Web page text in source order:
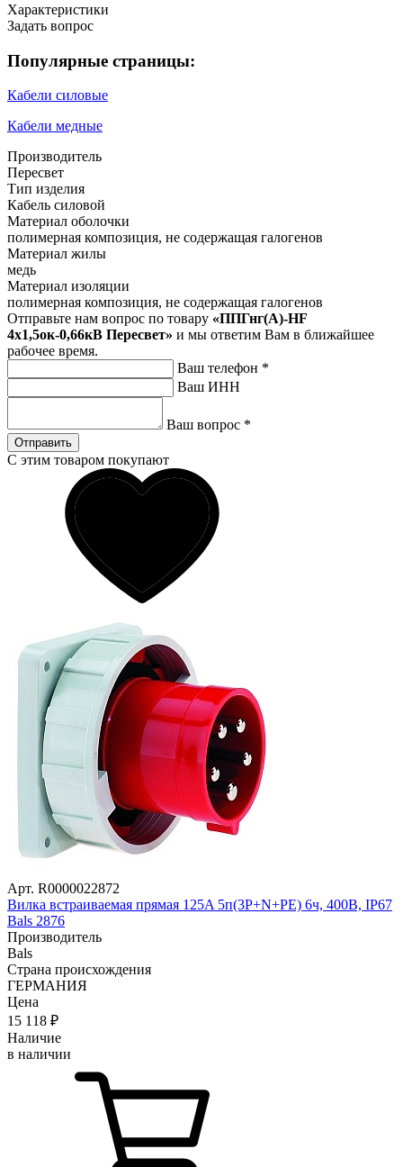
Характеристики
Задать вопрос
Популярные страницы:
Кабели силовые
Кабели медные
Производитель
Пересвет
Тип изделия
Кабель силовой
Материал оболочки
полимерная композиция, не содержащая галогенов
Материал жилы
медь
Материал изоляции
полимерная композиция, не содержащая галогенов
Отправьте нам вопрос по товару «ППГнг(А)-HF
4х1,5ок-0,66кВ Пересвет» и мы ответим Вам в ближайшее
рабочее время.
Ваш телефон *
Ваш ИНН
Ваш вопрос *
Отправить
С этим товаром покупают
Арт. R0000022872
Вилка встраиваемая прямая 125A 5п(3P+N+PЕ) 6ч, 400В, IP67
Bals 2876
Производитель
Bals
Страна происхождения
ГЕРМАНИЯ
Цена
15 118 ₽
Наличие
в наличии